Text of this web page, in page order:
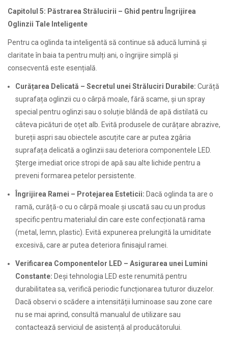
Capitolul 5: Păstrarea Strălucirii – Ghid pentru Îngrijirea
Oglinzii Tale Inteligente
Pentru ca oglinda ta inteligentă să continue să aducă lumină și
claritate în baia ta pentru mulți ani, o îngrijire simplă și
consecventă este esențială.
Curățarea Delicată – Secretul unei Străluciri Durabile: Curăță
suprafața oglinzii cu o cârpă moale, fără scame, și un spray
special pentru oglinzi sau o soluție blândă de apă distilată cu
câteva picături de oțet alb. Evită produsele de curățare abrazive,
bureții aspri sau obiectele ascuțite care ar putea zgâria
suprafața delicată a oglinzii sau deteriora componentele LED.
Șterge imediat orice stropi de apă sau alte lichide pentru a
preveni formarea petelor persistente.
Îngrijirea Ramei – Protejarea Esteticii: Dacă oglinda ta are o
ramă, curăță-o cu o cârpă moale și uscată sau cu un produs
specific pentru materialul din care este confecționată rama
(metal, lemn, plastic). Evită expunerea prelungită la umiditate
excesivă, care ar putea deteriora finisajul ramei.
Verificarea Componentelor LED – Asigurarea unei Lumini
Constante: Deși tehnologia LED este renumită pentru
durabilitatea sa, verifică periodic funcționarea tuturor diuzelor.
Dacă observi o scădere a intensității luminoase sau zone care
nu se mai aprind, consultă manualul de utilizare sau
contactează serviciul de asistență al producătorului.